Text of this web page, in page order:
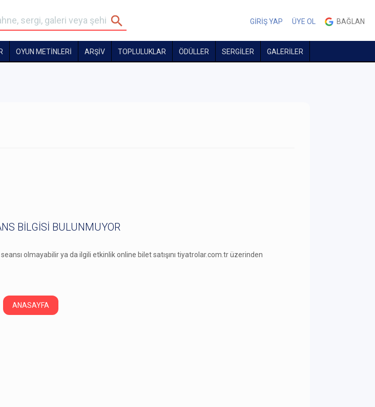
GİRİŞ YAP ÜYE OL BAĞLAN
OYUN METİNLERİ ARŞİV TOPLULUKLAR ÖDÜLLER SERGİLER GALERİLER
BİLGİSİ BULUNMUYOR
olmayabilir ya da ilgili etkinlik online bilet satışını tiyatrolar.com.tr üzerinden
ANASAYFA